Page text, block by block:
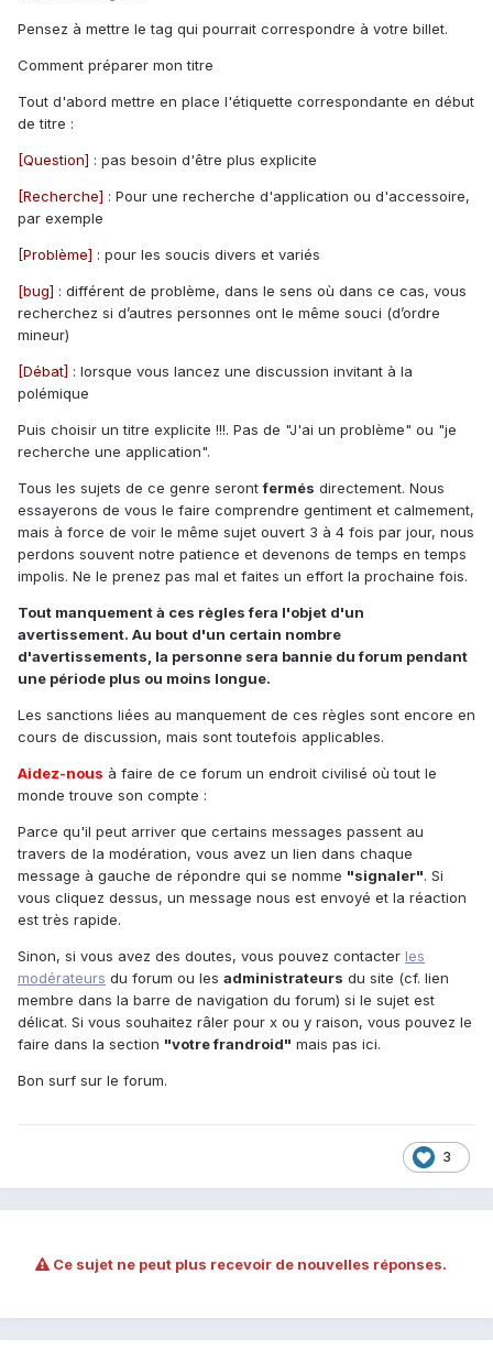
Pensez à mettre le tag qui pourrait correspondre à votre billet.
Comment préparer mon titre
Tout d'abord mettre en place l'étiquette correspondante en début
de titre :
[Question] : pas besoin d'être plus explicite
[Recherche] : Pour une recherche d'application ou d'accessoire,
par exemple
[Problème] : pour les soucis divers et variés
[bug] : différent de problème, dans le sens où dans ce cas, vous
recherchez si d’autres personnes ont le même souci (d’ordre
mineur)
[Débat] : lorsque vous lancez une discussion invitant à la
polémique
Puis choisir un titre explicite !!!. Pas de "J'ai un problème" ou "je
recherche une application".
Tous les sujets de ce genre serontfermés directement. Nous
essayerons de vous le faire comprendre gentiment et calmement,
mais à force de voir le même sujet ouvert 3 à 4 fois par jour, nous
perdons souvent notre patience et devenons de temps en temps
impolis. Ne le prenez pas mal et faites un effort la prochaine fois.
Tout manquement à ces règles fera l'objet d'un
avertissement. Au bout d'un certain nombre
d'avertissements, la personne sera bannie du forum pendant
une période plus ou moins longue.
Les sanctions liées au manquement de ces règles sont encore en
cours de discussion, mais sont toutefois applicables.
Aidez-nous à faire de ce forum un endroit civilisé où tout le
monde trouve son compte :
Parce qu'il peut arriver que certains messages passent au
travers de la modération, vous avez un lien dans chaque
message à gauche de répondre qui se nomme "signaler". Si
vous cliquez dessus, un message nous est envoyé et la réaction
est très rapide.
Sinon, si vous avez des doutes, vous pouvez contacter les
modérateurs du forum ou les administrateurs du site (cf. lien
membre dans la barre de navigation du forum) si le sujet est
délicat. Si vous souhaitez râler pour x ou y raison, vous pouvez le
faire dans la section "votre frandroid" mais pas ici.
Bon surf sur le forum.
3
Ce sujet ne peut plus recevoir de nouvelles réponses.